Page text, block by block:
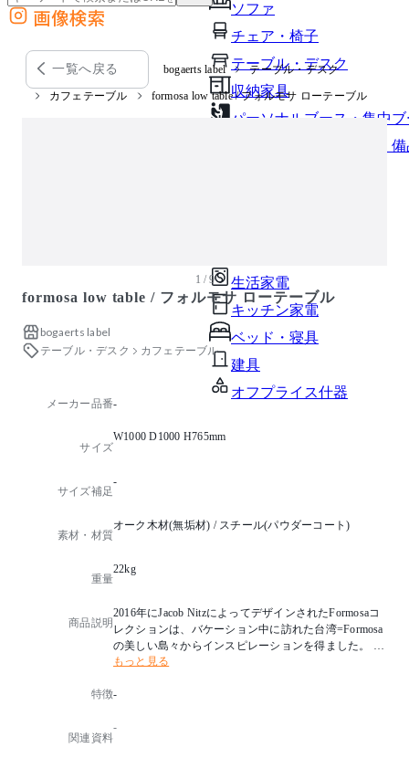
ソファ
チェア・椅子
テーブル・デスク
収納家具
パーソナルブース・集中
オフィスアクセサリー・
生活家電
キッチン家電
ベッド・寝具
建具
オフプライス什器
外部サイトの商品をカートに追加
他のサイトで見つけた商品ページのURLを貼り付けて、カートに追加できます
画像検索
一覧へ戻る bogaerts label テーブル・デスク
カフェテーブル formosa low table / フォルモサ ローテーブル
1 / 9
formosa low table / フォルモサ ローテーブル
bogaerts label
テーブル・デスク
カフェテーブル
メーカー品番-
サイズ
W1000 D1000 H765mm
サイズ補足
-
素材・材質
オーク木材(無垢材) / スチール(パウダーコート)
重量
22kg
商品説明
2016年にJacob NitzによってデザインされたFormosaコ
レクションは、バケーション中に訪れた台湾=Formosa
の美しい島々からインスピレーションを得ました。
フォルモサはかつてポルトガル人によって呼ばれた台
中央の島=テーブルを囲む独立した島々=スツールとし
formosaコレクションは、さまざまな高さと仕上げのス
もっと見る
特徴-
関連資料
-